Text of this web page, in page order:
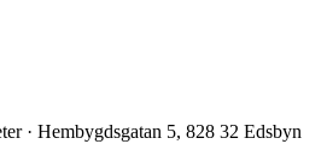
· Hembygdsgatan 5, 828 32 Edsbyn